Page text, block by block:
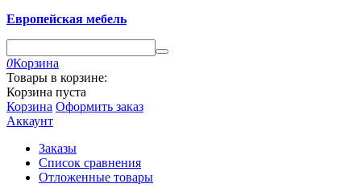
Европейская мебель
0Корзина
Товары в корзине:
Корзина пуста
Корзина Оформить заказ
Аккаунт
Заказы
Список сравнения
Отложенные товары